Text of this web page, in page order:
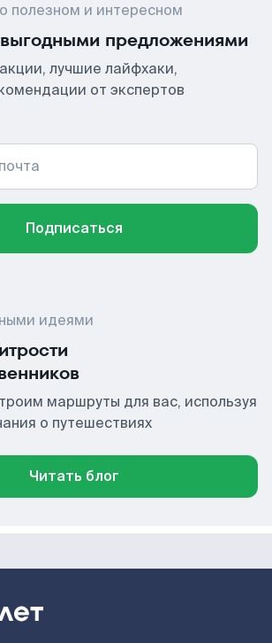
полезном и интересном
предложениями
лучшие лайфхаки,
от экспертов
Подписаться
идеями
маршруты для вас, используя
о путешествиях
Читать блог